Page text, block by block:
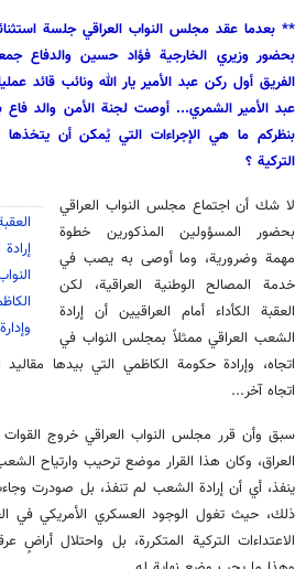
** بعدما عقد مجلس النواب العراقي جلسة
بحضور وزيري الخارجية فؤاد حسين والدفاع
الفريق أول ركن عبد الأمير يار الله ونائب قائد
عبد الأمير الشمري... أوصت لجنة الأمن والد فاع
بنظركم ما هي الإجراءات التي يُمكن أن يتخذها
التركية ؟
لا شك أن اجتماع مجلس النواب العراقي
بحضور المسؤولين المذكورين خطوة
مهمة وضرورية، وما أوصى به يصب في
خدمة المصالح الوطنية العراقية، لكن
العقبة الكأداء أمام العراقيين أن إرادة
الشعب العراقي ممثلاً بمجلس النواب في
اتجاه، وإرادة حكومة الكاظمي التي بيدها
اتجاه آخر...
سبق وأن قرر مجلس النواب العراقي خروج
العراق، وكان هذا القرار موضع ترحيب وارتياح
ينفذ، أي أن إرادة الشعب لم تنفذ، بل صودرت
ذلك، حيث تغول الوجود العسكري الأمريكي في
الاعتداءات التركية المتكررة، بل واحتلال أراضٍ